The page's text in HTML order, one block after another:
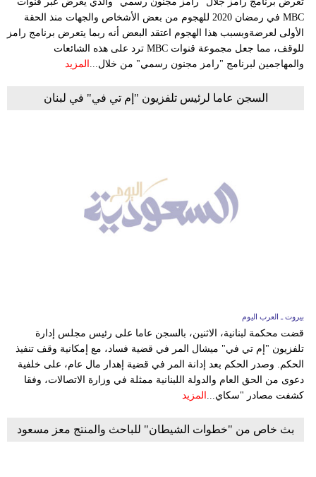
MBC في رمضان 2020 للهجوم من بعض الأشخاص والجهات منذ الحقة
الأولى لعرضةوبسبب هذا الهجوم اعتقد البعض أنه ربما يتعرض برنامج رامز
للوقف، مما جعل مجموعة قنوات MBC ترد على هذه الشائعات
والمهاجمين لبرنامج "رامز مجنون رسمي" من خلال... المزيد
السجن عاما لرئيس تلفزيون "إم تي في" في لبنان
بيروت ـ العرب اليوم
قضت محكمة لبنانية، الاثنين، بالسجن عاما على رئيس مجلس إدارة
تلفزيون "إم تي في" ميشال المر في قضية فساد، مع إمكانية وقف تنفيذ
الحكم. وصدر الحكم بعد إدانة المر في قضية إهدار مال عام، على خلفية
دعوى من الحق العام والدولة اللبنانية ممثلة في وزارة الاتصالات، وفقا
كشفت مصادر "سكاي... المزيد
بث خاص من "خطوات الشيطان" للباحث والمنتج معز مسعود